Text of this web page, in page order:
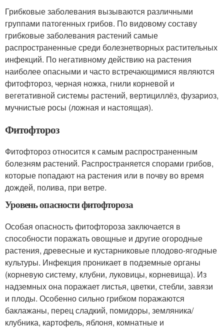
Грибковые заболевания вызываются различными
группами патогенных грибов. По видовому составу
грибковые заболевания растений самые
распространенные среди болезнетворных растительных
инфекций. По негативному действию на растения
наиболее опасными и часто встречающимися являются
фитофтороз, черная ножка, гнили корневой и
вегетативной системы растений, вертициллёз, фузариоз,
мучнистые росы (ложная и настоящая).
Фитофтороз
Фитофтороз относится к самым распространенным
болезням растений. Распространяется спорами грибов,
которые попадают на растения или в почву во время
дождей, полива, при ветре.
Уровень опасности фитофтороза
Особая опасность фитофтороза заключается в
способности поражать овощные и другие огородные
растения, древесные и кустарниковые плодово-ягодные
культуры. Инфекция проникает в подземные органы
(корневую систему, клубни, луковицы, корневища). Из
надземных она поражает листья, цветки, стебли, завязи
и плоды. Особенно сильно грибком поражаются
баклажаны, перец сладкий, помидоры, земляника/
клубника, картофель, яблоня, комнатные и